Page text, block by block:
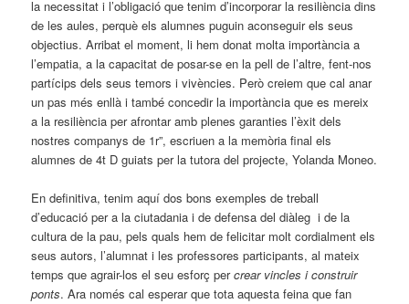
la necessitat i l’obligació que tenim d’incorporar la resiliència dins
de les aules, perquè els alumnes puguin aconseguir els seus
objectius. Arribat el moment, li hem donat molta importància a
l’empatia, a la capacitat de posar­-se en la pell de l’altre, fent­-nos
partícips dels seus temors i vivències. Però creiem que cal anar
un pas més enllà i també concedir la importància que es mereix
a la resiliència per afrontar amb plenes garanties l’èxit dels
nostres companys de 1r”, escriuen a la memòria final els
alumnes de 4t D guiats per la tutora del projecte, Yolanda Moneo.
En definitiva, tenim aquí dos bons exemples de treball
d’educació per a la ciutadania i de defensa del diàleg i de la
cultura de la pau, pels quals hem de felicitar molt cordialment els
seus autors, l’alumnat i les professores participants, al mateix
temps que agrair-los el seu esforç percrear vincles i construir
ponts. Ara només cal esperar que tota aquesta feina que fan